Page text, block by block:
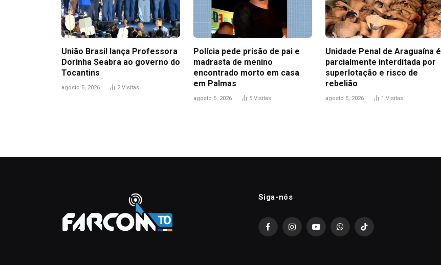
União Brasil lança Professora
Dorinha Seabra ao governo do
Tocantins
agosto 5, 2026 2Visitas
Polícia pede prisão de pai e
madrasta de menino
encontrado morto em casa
em Palmas
agosto 5, 2026 5 Visitas
Unidade Penal de Araguaína é
parcialmente interditada por
superlotação e risco de
rebelião
agosto 5, 2026 1 Visitas
Siga-nós
FacebookInstagramYouTubeWhatsAppTikTok